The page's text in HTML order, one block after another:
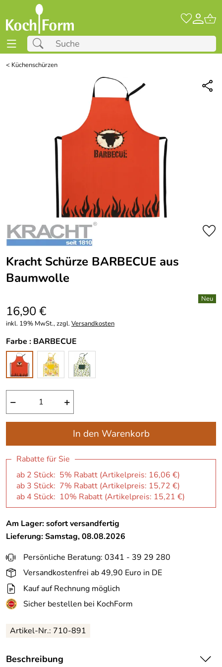
< Küchenschürzen
Kracht Schürze BARBECUE aus
Baumwolle
16,90 €
inkl. 19% MwSt., zzgl.Versandkosten
Farbe : BARBECUE
− +
In den Warenkorb
Rabatte für Sie
ab 2 Stück: 5% Rabatt (Artikelpreis: 16,06 €)
ab 3 Stück: 7% Rabatt (Artikelpreis: 15,72 €)
ab 4 Stück: 10% Rabatt (Artikelpreis: 15,21 €)
Am Lager: sofort versandfertig
Lieferung: Samstag, 08.08.2026
Persönliche Beratung: 0341 - 39 29 280
Versandkostenfrei ab 49,90 Euro in DE
Kauf auf Rechnung möglich
Sicher bestellen bei KochForm
Artikel-Nr.: 710-891
Beschreibung